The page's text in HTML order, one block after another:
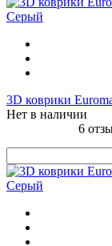
3D коврики
Нет в наличии
6